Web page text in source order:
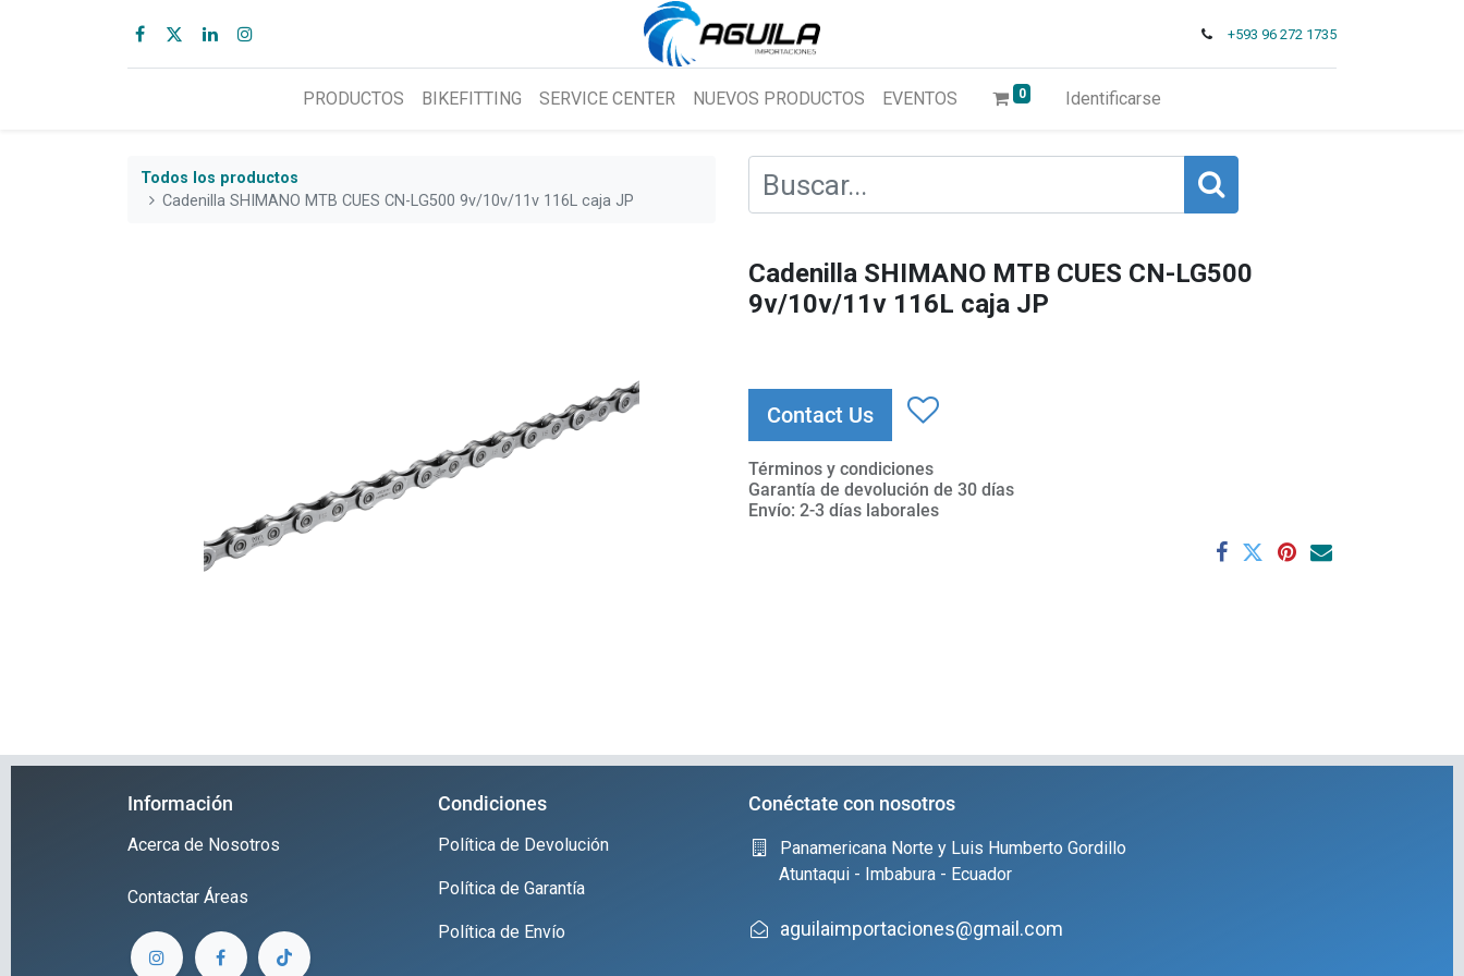
+593 96 272 1735
PRODUCTOS BIKEFITTING SERVICE CENTER NUEVOS PRODUCTOS EVENTOS 0 Identificarse
Todos los productos
Cadenilla SHIMANO MTB CUES CN-LG500 9v/10v/11v 116L caja JP
Cadenilla SHIMANO MTB CUES CN-LG500
9v/10v/11v 116L caja JP
Contact Us
Términos y condiciones
Garantía de devolución de 30 días
Envío: 2-3 días laborales
Información
Acerca de Nosotros
Contactar Áreas
Condiciones
Política de Devolución
Política de Garantía
Política de Envío
Conéctate con nosotros
Panamericana Norte y Luis Humberto Gordillo
Atuntaqui - Imbabura - Ecuador
aguilaimportaciones@gmail.com